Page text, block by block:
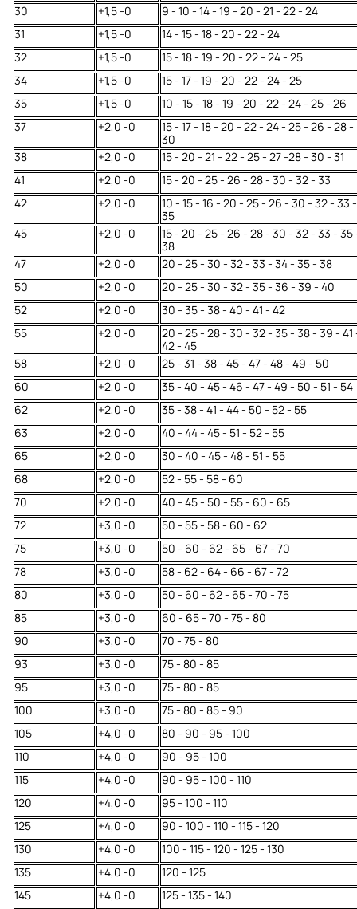
30
+1,5 -0
9 - 10 - 14 - 19 - 20 - 21 - 22 - 24
31
+1,5 -0
14 - 15 - 18 - 20 - 22 - 24
32
+1,5 -0
15 - 18 - 19 - 20 - 22 - 24 - 25
34
+1,5 -0
15 - 17 - 19 - 20 - 22 - 24 - 25
35
+1,5 -0
10 - 15 - 18 - 19 - 20 - 22 - 24 - 25 - 26
37
+2,0 -0
15 - 17 - 18 - 20 - 22 - 24 - 25 - 26 - 28 -
30
38
+2,0 -0
15 - 20 - 21 - 22 - 25 - 27 -28 - 30 - 31
41
+2,0 -0
15 - 20 - 25 - 26 - 28 - 30 - 32 - 33
42
+2,0 -0
10 - 15 - 16 - 20 - 25 - 26 - 30 - 32 - 33 -
35
45
+2,0 -0
15 - 20 - 25 - 26 - 28 - 30 - 32 - 33 - 35
38
47
+2,0 -0
20 - 25 - 30 - 32 - 33 - 34 - 35 - 38
50
+2,0 -0
20 - 25 - 30 - 32 - 35 - 36 - 39 - 40
52
+2,0 -0
30 - 35 - 38 - 40 - 41 - 42
55
+2,0 -0
20 - 25 - 28 - 30 - 32 - 35 - 38 - 39 - 41
42 - 45
58
+2,0 -0
25 - 31 - 38 - 45 - 47 - 48 - 49 - 50
60
+2,0 -0
35 - 40 - 45 - 46 - 47 - 49 - 50 - 51 - 54
62
+2,0 -0
35 - 38 - 41 - 44 - 50 - 52 - 55
63
+2,0 -0
40 - 44 - 45 - 51 - 52 - 55
65
+2,0 -0
30 - 40 - 45 - 48 - 51 - 55
68
+2,0 -0
52 - 55 - 58 - 60
70
+2,0 -0
40 - 45 - 50 - 55 - 60 - 65
72
+3,0 -0
50 - 55 - 58 - 60 - 62
75
+3,0 -0
50 - 60 - 62 - 65 - 67 - 70
78
+3,0 -0
58 - 62 - 64 - 66 - 67 - 72
80
+3,0 -0
50 - 60 - 62 - 65 - 70 - 75
85
+3,0 -0
60 - 65 - 70 - 75 - 80
90
+3,0 -0
70 - 75 - 80
93
+3,0 -0
75 - 80 - 85
95
+3,0 -0
75 - 80 - 85
100
+3,0 -0
75 - 80 - 85 - 90
105
+4,0 -0
80 - 90 - 95 - 100
110
+4,0 -0
90 - 95 - 100
115
+4,0 -0
90 - 95 - 100 - 110
120
+4,0 -0
95 - 100 - 110
125
+4,0 -0
90 - 100 - 110 - 115 - 120
130
+4,0 -0
100 - 115 - 120 - 125 - 130
135
+4,0 -0
120 - 125
145
+4,0 -0
125 - 135 - 140